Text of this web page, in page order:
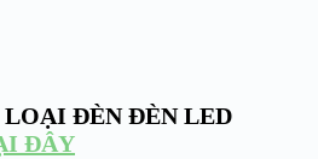
ĐÈN ĐÈN LED
ĐÂY